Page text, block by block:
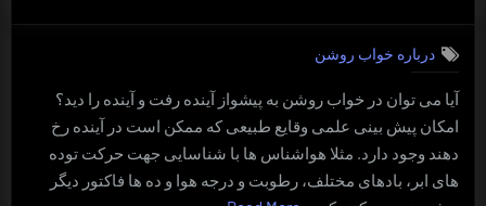
درباره خواب روشن
آیا می توان در خواب روشن به پیشواز آینده رفت و آینده را دید؟
امکان پیش بینی علمی وقایع طبیعی که ممکن است در آینده رخ
دهند وجود دارد. مثلا هواشناس ها با شناسایی جهت حرکت توده
های ابر، بادهای مختلف، رطوبت و درجه هوا و ده ها فاکتور دیگر